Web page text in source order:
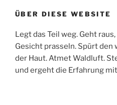
ÜBER DIESE WEBSITE
Legt das Teil weg. Geht
Gesicht prasseln. Spürt
der Haut. Atmet Waldluft.
und ergeht die Erfahrung